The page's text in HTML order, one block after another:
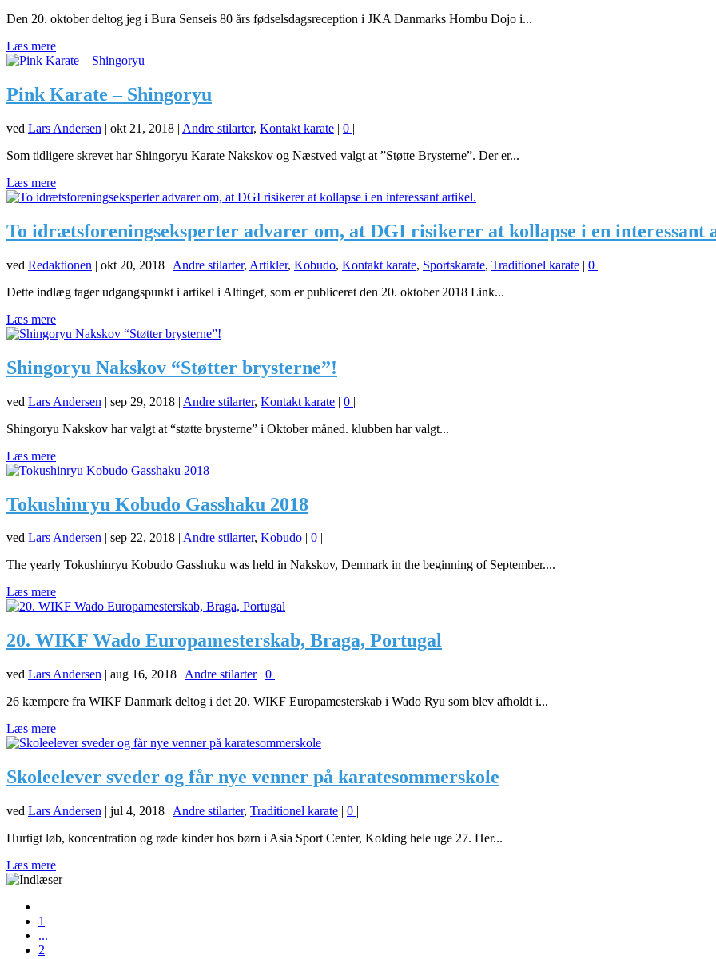
Den 20. oktober deltog jeg i Bura Senseis 80 års fødselsdagsreception i JKA Danmarks Hombu Dojo i...
Læs mere
Pink Karate – Shingoryu
ved Lars Andersen | okt 21, 2018 | Andre stilarter, Kontakt karate | 0 |
Som tidligere skrevet har Shingoryu Karate Nakskov og Næstved valgt at ”Støtte Brysterne”. Der er...
Læs mere
To idrætsforeningseksperter advarer om, at DGI risikerer at kollapse i en interessant
ved Redaktionen | okt 20, 2018 | Andre stilarter, Artikler, Kobudo, Kontakt karate, Sportskarate, Traditionel karate | 0 |
Dette indlæg tager udgangspunkt i artikel i Altinget, som er publiceret den 20. oktober 2018 Link...
Læs mere
Shingoryu Nakskov “Støtter brysterne”!
ved Lars Andersen | sep 29, 2018 | Andre stilarter, Kontakt karate | 0 |
Shingoryu Nakskov har valgt at “støtte brysterne” i Oktober måned. klubben har valgt...
Læs mere
Tokushinryu Kobudo Gasshaku 2018
ved Lars Andersen | sep 22, 2018 | Andre stilarter, Kobudo | 0 |
The yearly Tokushinryu Kobudo Gasshuku was held in Nakskov, Denmark in the beginning of September....
Læs mere
20. WIKF Wado Europamesterskab, Braga, Portugal
ved Lars Andersen | aug 16, 2018 | Andre stilarter| 0 |
26 kæmpere fra WIKF Danmark deltog i det 20. WIKF Europamesterskab i Wado Ryu som blev afholdt i...
Læs mere
Skoleelever sveder og får nye venner på karatesommerskole
ved Lars Andersen | jul 4, 2018 | Andre stilarter, Traditionel karate | 0 |
Hurtigt løb, koncentration og røde kinder hos børn i Asia Sport Center, Kolding hele uge 27. Her...
Læs mere
1
...
2